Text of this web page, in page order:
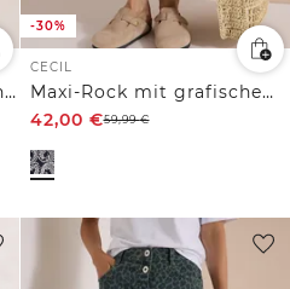
Knielanger Rock im Washed-Look
-30%
CECIL
Maxi-Rock mit grafischem Muster
42,00 €59,99€